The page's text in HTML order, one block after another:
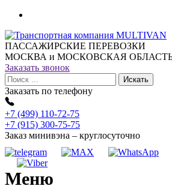
ПАССАЖИРСКИЕ ПЕРЕВОЗКИ
МОСКВА и МОСКОВСКАЯ
Заказать звонок
Заказать по телефону
+7 (499) 110-72-75
+7 (915) 300-75-75
Заказ минивэна – круглосуточно
Меню